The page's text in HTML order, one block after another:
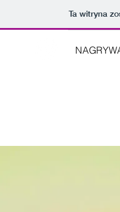
Ta witryna